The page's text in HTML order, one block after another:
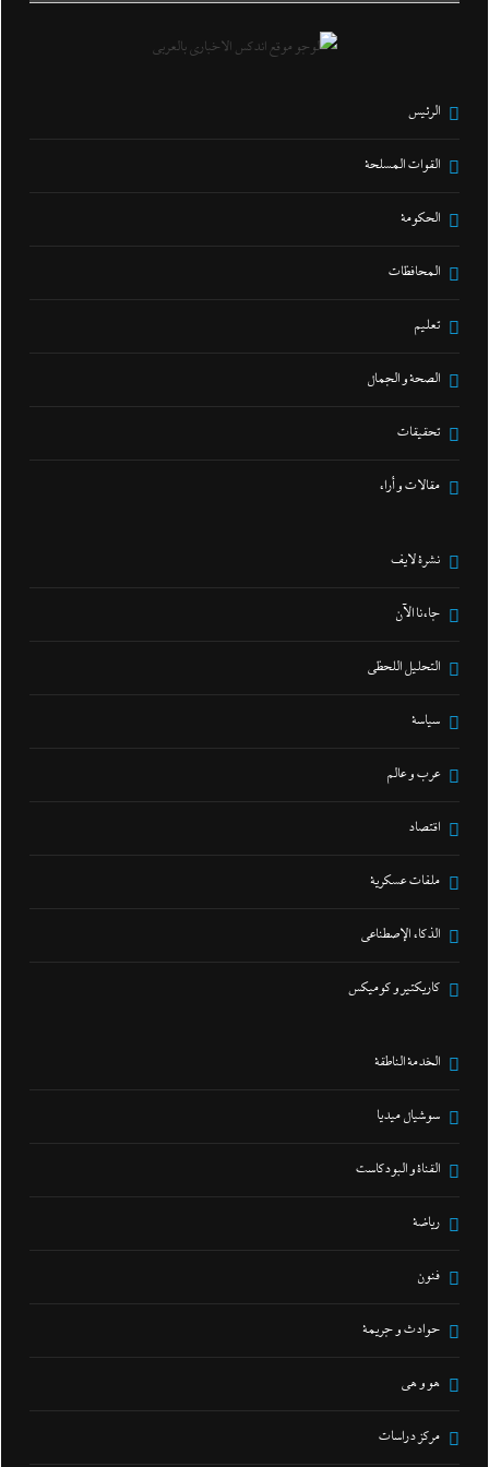
الرئيس
القوات المسلحة
الحكومة
المحافظات
تعليم
الصحة و الجمال
تحقيقات
مقالات و أراء
نشرة لايف
جاءنا الآن
التحليل اللحظي
سياسة
عرب و عالم
اقتصاد
ملفات عسكرية
الذكاء الإصطناعي
كاريكتير و كوميكس
الخدمة الناطقة
سوشيال ميديا
القناة و البودكاست
رياضة
فنون
حوادث و جريمة
هو و هي
مركز دراسات